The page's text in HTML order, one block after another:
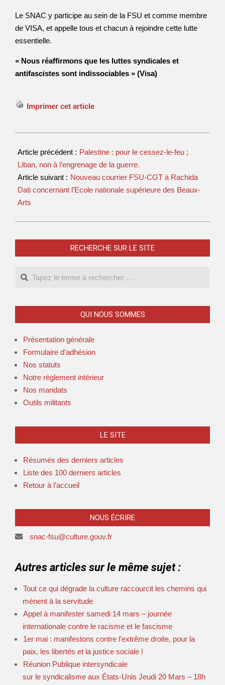
Le SNAC y participe au sein de la FSU et comme membre
de VISA, et appelle tous et chacun à rejoindre cette lutte
essentielle.
« Nous réaffirmons que les luttes syndicales et
antifascistes sont indissociables » (Visa)
Imprimer cet article
Article précédent : Palestine : pour le cessez-le-feu ;
Liban, non à l’engrenage de la guerre.
Article suivant : Nouveau courrier FSU-CGT à Rachida
Dati concernant l’Ecole nationale supérieure des Beaux-
Arts
RECHERCHE SUR LE SITE
QUI NOUS SOMMES
Présentation générale
Formulaire d’adhésion
Nos statuts
Notre règlement intérieur
Nos mandats
Outils militants
LE SITE
Résumés des derniers articles
Liste des 100 derniers articles
Retour à l’accueil
NOUS ÉCRIRE
snac-fsu@culture.gouv.fr
Autres articles sur le même sujet :
Tout ce qui dégrade la culture raccourcit les chemins qui
mènent à la servitude
Appel à manifester samedi 14 mars – journée
internationale contre le racisme et le fascisme
1er mai : manifestons contre l’extrême droite, pour la
paix, les libertés et la justice sociale !
Réunion Publique intersyndicale
sur le syndicalisme aux États-Unis Jeudi 20 Mars – 18h